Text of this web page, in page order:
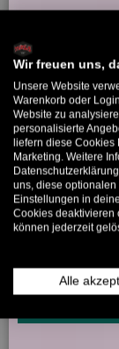
Michael Podvratnik
Passt super
Schöne Farbe
Rick Casarrubias
Nice fit.
Bis zu 11%
5% ab
E-Mail
INFOS
KLICK
Wir freuen uns,
Unsere Website
Warenkorb oder
Website zu
personalisierte
liefern diese Cookies
Marketing. Weitere
uns, diese
Einstellungen in
Cookies deaktivieren
können jederzeit
Alle